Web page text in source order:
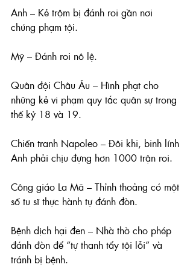
Anh – Kẻ trộm bị đánh roi gần nơi
chúng phạm tội.
Mỹ – Đánh roi nô lệ.
Quân đội Châu Âu – Hình phạt cho
những kẻ vi phạm quy tắc quân sự trong
thế kỷ 18 và 19.
Chiến tranh Napoleo – Đôi khi, binh lính
Anh phải chịu đựng hơn 1000 trận roi.
Công giáo La Mã – Thỉnh thoảng có một
số tu sĩ thực hành tự đánh đòn.
Bệnh dịch hại đen – Nhà thờ cho phép
đánh đòn để “tự thanh tẩy tội lỗi” và
tránh bị bệnh.